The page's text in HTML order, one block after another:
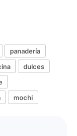
panadería
dulces
mochi